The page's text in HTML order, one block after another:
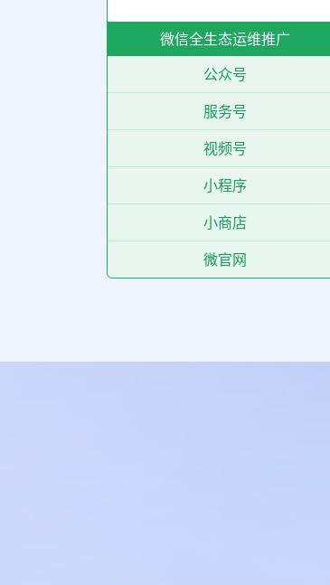
微信全生态运维推广
公众号
服务号
视频号
小程序
小商店
微官网